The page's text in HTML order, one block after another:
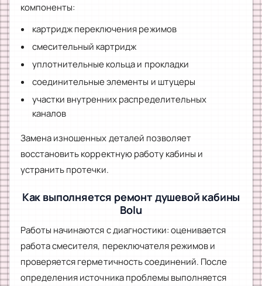
компоненты:
картридж переключения режимов
смесительный картридж
уплотнительные кольца и прокладки
соединительные элементы и штуцеры
участки внутренних распределительных
каналов
Замена изношенных деталей позволяет
восстановить корректную работу кабины и
устранить протечки.
Как выполняется ремонт душевой кабины
Bolu
Работы начинаются с диагностики: оценивается
работа смесителя, переключателя режимов и
проверяется герметичность соединений. После
определения источника проблемы выполняется